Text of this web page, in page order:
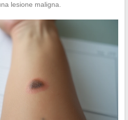
lesione maligna.